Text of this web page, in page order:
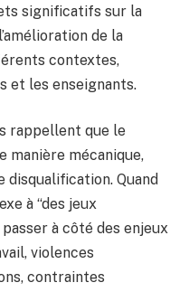
significatifs sur la
de la
contextes,
et les enseignants.
rappellent que le
manière mécanique,
Quand
à “des jeux
à côté des enjeux
violences
contraintes